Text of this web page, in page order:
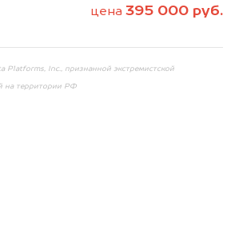
цена 395 000 руб.
почту
Platforms, Inc., признанной экстремистской
на территории РФ